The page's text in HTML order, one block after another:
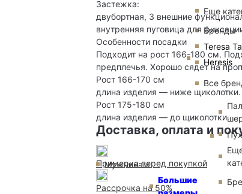
Мужчинам
Еще
Бренды
Teresa
Heresis
Все
Большие
Застежка:
двубортная, 3 внешние
внутренняя пуговица для
Особенности посадки
Подходит на рост 166-180 см.
предплечья. Хорошо сядет на
Рост 166-170 см
длина изделия — ниже щиколотки.
Рост 175-180 см
длина изделия — до щиколотки.
Доставка, оплата и
Примерка перед покупкой
Рассрочка на 50%